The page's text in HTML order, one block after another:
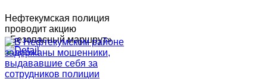
Нефтекумская полиция
проводит акцию
«Безопасный маршрут»